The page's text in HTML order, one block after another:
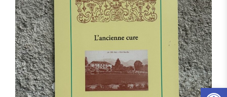
Ouvrir